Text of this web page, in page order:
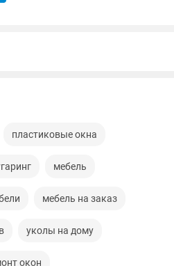
пластиковые окна
мебель
мебель на заказ
уколы на дому
окон